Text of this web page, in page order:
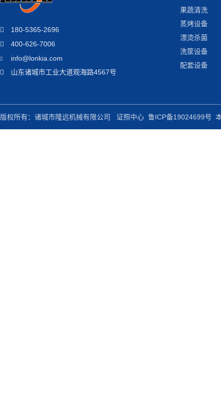
180-5365-2696
400-626-7006
info@lonkia.com
山东诸城市工业大道观海路4567号
果蔬清洗
蒸烤设备
漂烫杀菌
洗筐设备
配套设备
版权所有：诸城市隆远机械有限公司 证照中心 鲁ICP备19024699号